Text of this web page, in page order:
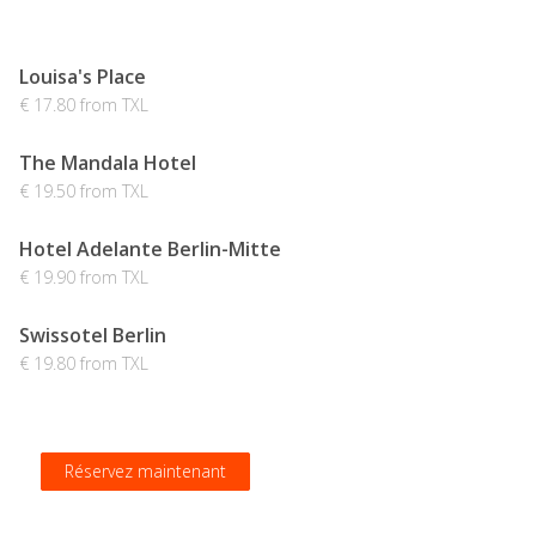
Louisa's Place
€ 17.80 from TXL
Réservez maintenant
The Mandala Hotel
€ 19.50 from TXL
Réservez maintenant
Hotel Adelante Berlin-Mitte
€ 19.90 from TXL
Réservez maintenant
Swissotel Berlin
€ 19.80 from TXL
Réservez maintenant